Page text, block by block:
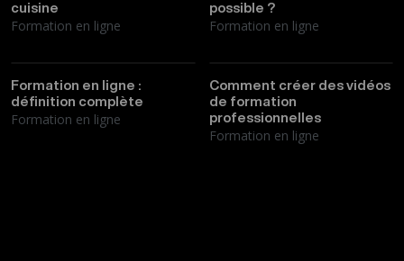
cuisine
Formation en ligne
possible ?
Formation en ligne
Thibault 12/03/2026
Formation en ligne :
définition complète
Formation en ligne
Thibault 08/03/2026
Comment créer des vidéos
de formation
professionnelles
Formation en ligne